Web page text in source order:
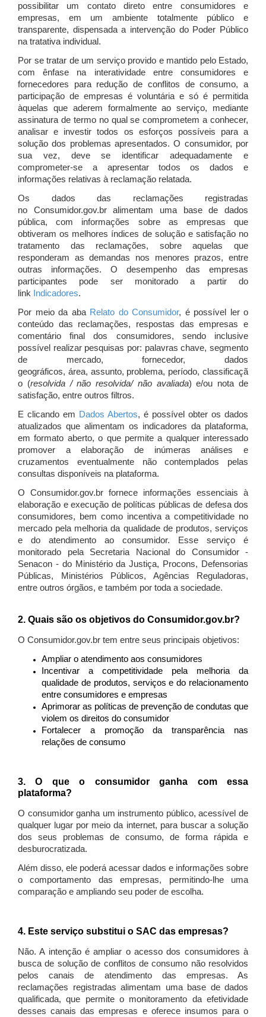
possibilitar um contato direto entre consumidores e
empresas, em um ambiente totalmente público e
transparente, dispensada a intervenção do Poder Público
na tratativa individual.
Por se tratar de um serviço provido e mantido pelo Estado,
com ênfase na interatividade entre consumidores e
fornecedores para redução de conflitos de consumo, a
participação de empresas é voluntária e só é permitida
àquelas que aderem formalmente ao serviço, mediante
assinatura de termo no qual se comprometem a conhecer,
analisar e investir todos os esforços possíveis para a
solução dos problemas apresentados. O consumidor, por
sua vez, deve se identificar adequadamente e
comprometer-se a apresentar todos os dados e
informações relativas à reclamação relatada.
Os dados das reclamações registradas
no Consumidor.gov.br alimentam uma base de dados
pública, com informações sobre as empresas que
obtiveram os melhores índices de solução e satisfação no
tratamento das reclamações, sobre aquelas que
responderam as demandas nos menores prazos, entre
outras informações. O desempenho das empresas
participantes pode ser monitorado a partir do
link Indicadores.
Por meio da aba Relato do Consumidor, é possível ler o
conteúdo das reclamações, respostas das empresas e
comentário final dos consumidores, sendo inclusive
possível realizar pesquisas por: palavras chave, segmento
de mercado, fornecedor, dados
geográficos, área, assunto, problema, período, classificaçã
o (resolvida / não resolvida/ não avaliada) e/ou nota de
satisfação, entre outros filtros.
E clicando em Dados Abertos, é possível obter os dados
atualizados que alimentam os indicadores da plataforma,
em formato aberto, o que permite a qualquer interessado
promover a elaboração de inúmeras análises e
cruzamentos eventualmente não contemplados pelas
consultas disponíveis na plataforma.
O Consumidor.gov.br fornece informações essenciais à
elaboração e execução de políticas públicas de defesa dos
consumidores, bem como incentiva a competitividade no
mercado pela melhoria da qualidade de produtos, serviços
e do atendimento ao consumidor. Esse serviço é
monitorado pela Secretaria Nacional do Consumidor -
Senacon - do Ministério da Justiça, Procons, Defensorias
Públicas, Ministérios Públicos, Agências Reguladoras,
entre outros órgãos, e também por toda a sociedade.
2. Quais são os objetivos do Consumidor.gov.br?
O Consumidor.gov.br tem entre seus principais objetivos:
Ampliar o atendimento aos consumidores
Incentivar a competitividade pela melhoria da
qualidade de produtos, serviços e do relacionamento
entre consumidores e empresas
Aprimorar as políticas de prevenção de condutas que
violem os direitos do consumidor
Fortalecer a promoção da transparência nas
relações de consumo
3. O que o consumidor ganha com essa
plataforma?
O consumidor ganha um instrumento público, acessível de
qualquer lugar por meio da internet, para buscar a solução
dos seus problemas de consumo, de forma rápida e
desburocratizada.
Além disso, ele poderá acessar dados e informações sobre
o comportamento das empresas, permitindo-lhe uma
comparação e ampliando seu poder de escolha.
4. Este serviço substitui o SAC das empresas?
Não. A intenção é ampliar o acesso dos consumidores à
busca de solução de conflitos de consumo não resolvidos
pelos canais de atendimento das empresas. As
reclamações registradas alimentam uma base de dados
qualificada, que permite o monitoramento da efetividade
desses canais das empresas e oferece insumos para o